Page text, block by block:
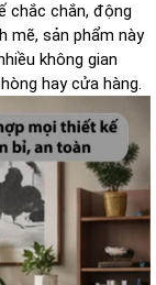
chắc chắn, động
mẽ, sản phẩm này
không gian
hay cửa hàng.